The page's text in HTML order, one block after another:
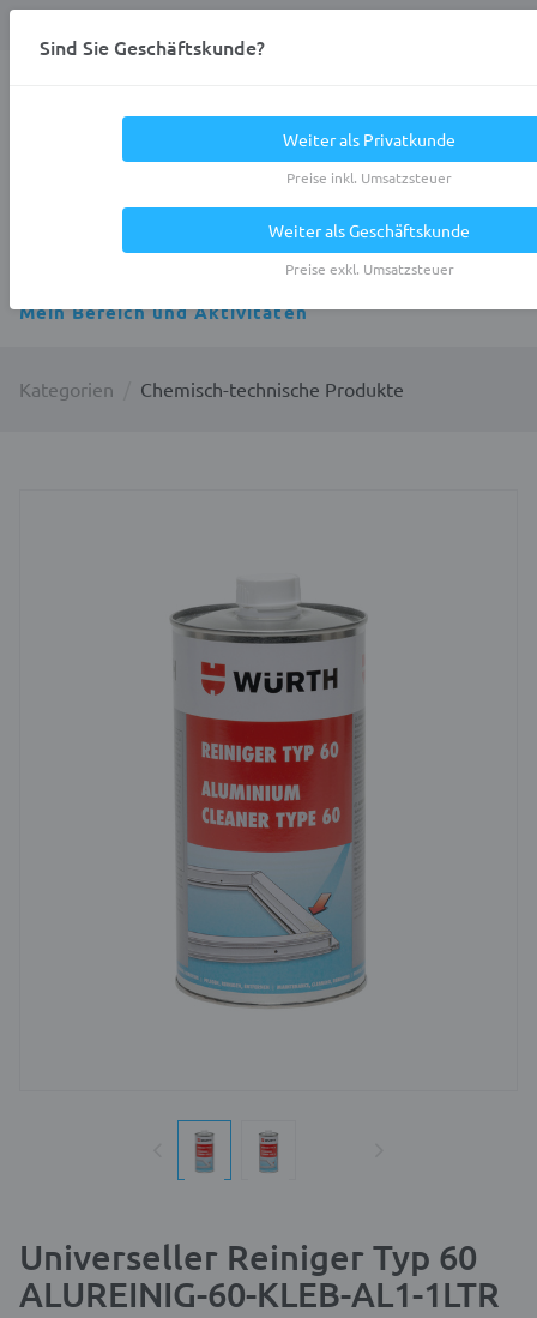
Mein Bereich und Aktivitäten
Kategorien Chemisch-technische Produkte
Universeller Reiniger Typ 60
ALUREINIG-60-KLEB-AL1-1LTR
Sind Sie Geschäftskunde?
Weiter als Privatkunde
Preise inkl. Umsatzsteuer
Weiter als Geschäftskunde
Preise exkl. Umsatzsteuer